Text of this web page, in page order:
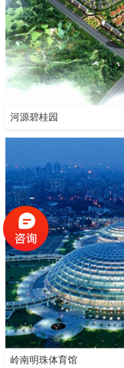
河源碧桂园
岭南明珠体育馆